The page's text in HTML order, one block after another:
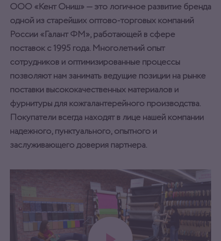
ООО «Кент Ониш» — это логичное развитие бренда
одной из старейших оптово-торговых компаний
России «Галант ФМ», работающей в сфере
поставок с 1995 года. Многолетний опыт
сотрудников и оптимизированные процессы
позволяют нам занимать ведущие позиции на рынке
поставки высококачественных материалов и
фурнитуры для кожгалантерейного производства.
Покупатели всегда находят в лице нашей компании
надежного, пунктуального, опытного и
заслуживающего доверия партнера.